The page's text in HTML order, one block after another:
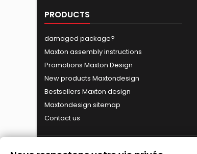
PRODUCTS
damaged package?
Maxton assembly instructions
Promotions Maxton Design
New products Maxtondesign
Bestsellers Maxton design
Maxtondesign sitemap
Contact us